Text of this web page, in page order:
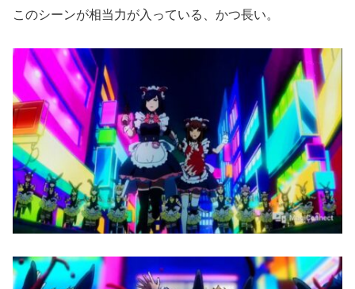
このシーンが相当力が入っている、かつ長い。